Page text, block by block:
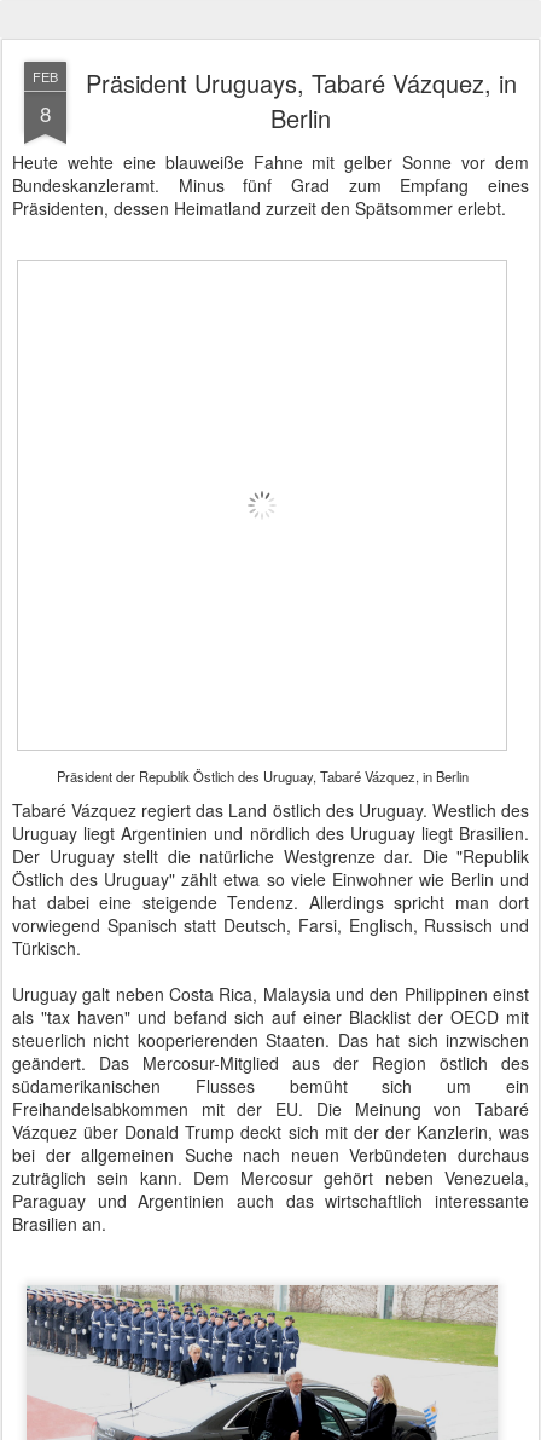
FEB
8
Präsident Uruguays, Tabaré Vázquez, in
Berlin
Heute wehte eine blauweiße Fahne mit gelber Sonne vor dem
Bundeskanzleramt. Minus fünf Grad zum Empfang eines
Präsidenten, dessen Heimatland zurzeit den Spätsommer erlebt.
Präsident der Republik Östlich des Uruguay, Tabaré Vázquez, in Berlin
Tabaré Vázquez regiert das Land östlich des Uruguay. Westlich des
Uruguay liegt Argentinien und nördlich des Uruguay liegt Brasilien.
Der Uruguay stellt die natürliche Westgrenze dar. Die "Republik
Östlich des Uruguay" zählt etwa so viele Einwohner wie Berlin und
hat dabei eine steigende Tendenz. Allerdings spricht man dort
vorwiegend Spanisch statt Deutsch, Farsi, Englisch, Russisch und
Türkisch.
Uruguay galt neben Costa Rica, Malaysia und den Philippinen einst
als "tax haven" und befand sich auf einer Blacklist der OECD mit
steuerlich nicht kooperierenden Staaten. Das hat sich inzwischen
geändert. Das Mercosur-Mitglied aus der Region östlich des
südamerikanischen Flusses bemüht sich um ein
Freihandelsabkommen mit der EU. Die Meinung von Tabaré
Vázquez über Donald Trump deckt sich mit der der Kanzlerin, was
bei der allgemeinen Suche nach neuen Verbündeten durchaus
zuträglich sein kann. Dem Mercosur gehört neben Venezuela,
Paraguay und Argentinien auch das wirtschaftlich interessante
Brasilien an.